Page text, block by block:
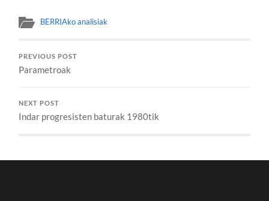
BERRIAko analisiak
PREVIOUS POST
Parametroak
NEXT POST
Indar progresisten baturak 1980tik